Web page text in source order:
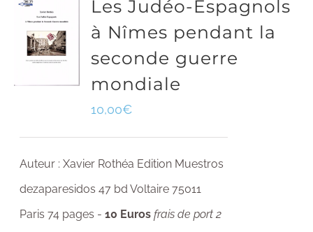
Les Judéo-Espagnols
à Nîmes pendant la
seconde guerre
mondiale
10,00€
Auteur : Xavier Rothéa Edition Muestros
dezaparesidos 47 bd Voltaire 75011
Paris 74 pages -10 Euros frais de port 2